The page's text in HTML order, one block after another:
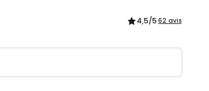
4,5/5 62 avis